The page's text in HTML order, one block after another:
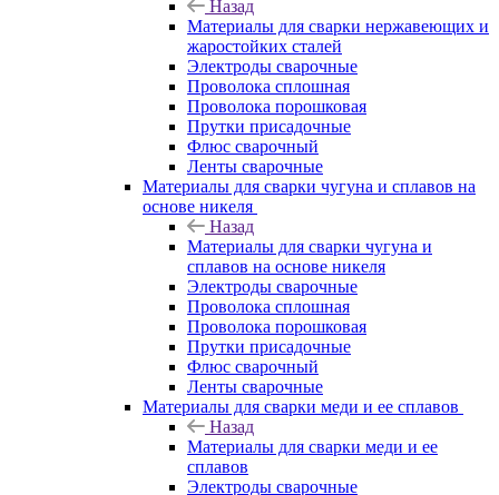
Назад
Материалы для сварки нержавеющих и
жаростойких сталей
Электроды сварочные
Проволока сплошная
Проволока порошковая
Прутки присадочные
Флюс сварочный
Ленты сварочные
Материалы для сварки чугуна и сплавов на
основе никеля
Назад
Материалы для сварки чугуна и
сплавов на основе никеля
Электроды сварочные
Проволока сплошная
Проволока порошковая
Прутки присадочные
Флюс сварочный
Ленты сварочные
Материалы для сварки меди и ее сплавов
Назад
Материалы для сварки меди и ее
сплавов
Электроды сварочные